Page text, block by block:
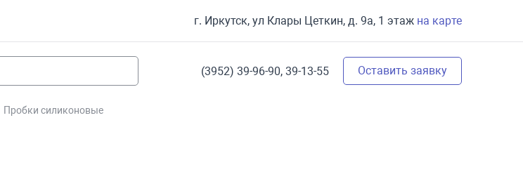
г. Иркутск, ул Клары Цеткин, д. 9а, 1 этаж на карте
(3952) 39-96-90, 39-13-55 Оставить заявку
Пробки силиконовые